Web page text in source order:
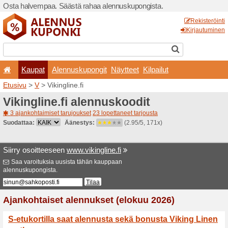
Osta halvempaa. Säästä
Kaupat
Etusivu>V> Vikingline.fi